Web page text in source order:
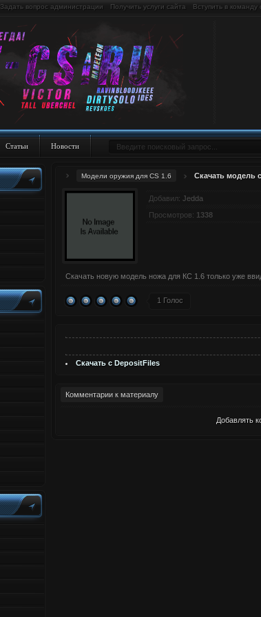
Задать вопрос администрации Получить услуги сайта Вступить в команду
Статьи Новости
Модели оружия для CS 1.6 Скачать модель
Добавил: Jedda
Просмотров: 1338
Скачать новую модель ножа для КС 1.6 только уже
1 Голос
Скачать с DepositFiles
Комментарии к материалу
Добавлять